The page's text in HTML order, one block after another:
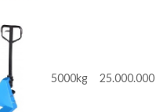
5000kg 25.000.000